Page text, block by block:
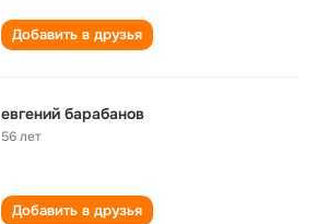
Добавить в друзья
евгений барабанов
56 лет
Добавить в друзья